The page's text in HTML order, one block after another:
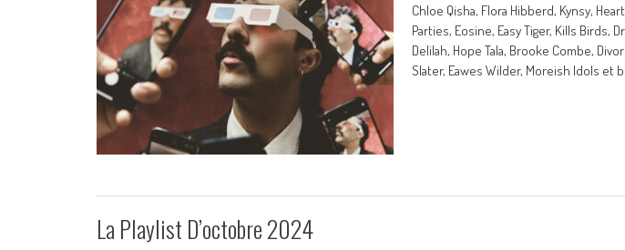
Chloe Qisha, Flora Hibberd, Kynsy,
Parties, Eosine, Easy Tiger, Kills Birds,
Delilah, Hope Tala, Brooke Combe,
Slater, Eawes Wilder, Moreish Idols et
La Playlist D’octobre 2024